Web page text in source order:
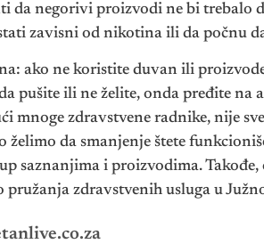
da negorivi proizvodi ne bi
zavisni od nikotina ili da počnu
ako ne koristite duvan ili
pušite ili ne želite, onda pređite
mnoge zdravstvene radnike, nije
želimo da smanjenje štete
saznanjima i proizvodima.
pružanja zdravstvenih usluga u